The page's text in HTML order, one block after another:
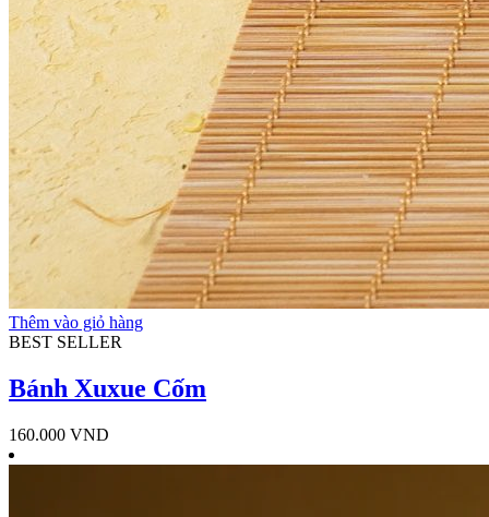
Thêm vào giỏ hàng
BEST SELLER
Bánh Xuxue Cốm
160.000 VND